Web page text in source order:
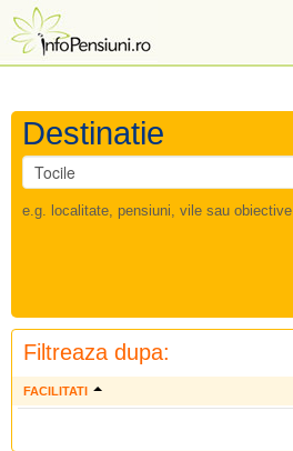
Destinatie
e.g. localitate, pensiuni, vile sau obiective
Filtreaza dupa:
FACILITATI